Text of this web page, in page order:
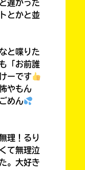
遅かった
とかと並
と喋りた
「お前誰
ーです
やもん
めん
理！るり
て無理泣
。大好き